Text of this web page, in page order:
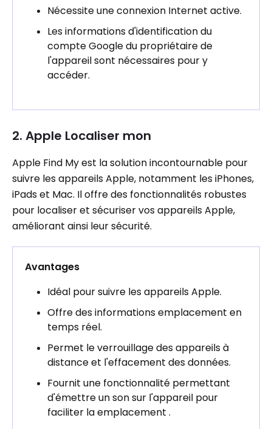
Nécessite une connexion Internet active.
Les informations d'identification du
compte Google du propriétaire de
l'appareil sont nécessaires pour y
accéder.
2. Apple Localiser mon
Apple Find My est la solution incontournable pour
suivre les appareils Apple, notamment les iPhones,
iPads et Mac. Il offre des fonctionnalités robustes
pour localiser et sécuriser vos appareils Apple,
améliorant ainsi leur sécurité.
Avantages
Idéal pour suivre les appareils Apple.
Offre des informations emplacement en
temps réel.
Permet le verrouillage des appareils à
distance et l'effacement des données.
Fournit une fonctionnalité permettant
d'émettre un son sur l'appareil pour
faciliter la emplacement .